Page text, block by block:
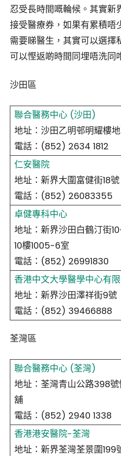
忍受長時間嘅輪候。其實新
接受醫療券，如果有累積唔
需要睇醫生，其實可以選擇
可以慳返啲時間同埋唔洗同
沙田區
聯合醫務中心 (沙田)
地址：沙田乙明邨明耀樓
電話：(852) 2634 1812
仁安醫院
地址：新界大圍富健街18號
電話：(852) 26083355
卓健專科中心
地址：新界沙田白鶴汀街
10樓1005-6室
電話：(852) 26991830
香港中文大學醫學中心有
地址：新界沙田澤祥街9號
電話：(852) 39466888
荃灣區
聯合醫務中心 (荃灣)
地址：荃灣青山公路398
舖
電話：(852) 2940 1338
香港港安醫院-荃灣
地址：新界荃灣荃景圍199